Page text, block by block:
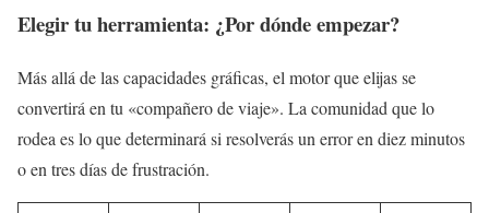
Elegir tu herramienta: ¿Por dónde empezar?
Más allá de las capacidades gráficas, el motor que elijas se
convertirá en tu «compañero de viaje». La comunidad que lo
rodea es lo que determinará si resolverás un error en diez minutos
o en tres días de frustración.